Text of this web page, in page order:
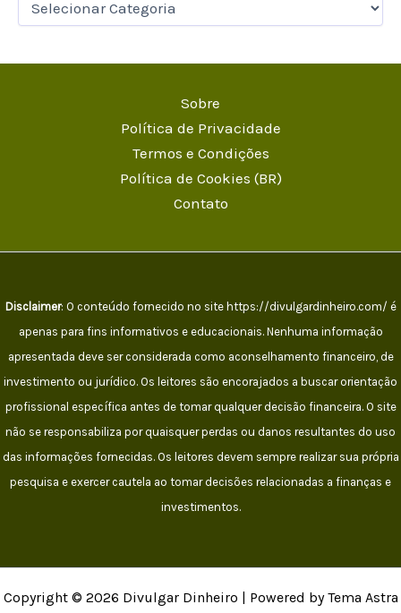
Sobre
Política de Privacidade
Termos e Condições
Política de Cookies (BR)
Contato
Disclaimer: O conteúdo fornecido no site https://divulgardinheiro.com/ é
apenas para fins informativos e educacionais. Nenhuma informação
apresentada deve ser considerada como aconselhamento financeiro, de
investimento ou jurídico. Os leitores são encorajados a buscar orientação
profissional específica antes de tomar qualquer decisão financeira. O site
não se responsabiliza por quaisquer perdas ou danos resultantes do uso
das informações fornecidas. Os leitores devem sempre realizar sua própria
pesquisa e exercer cautela ao tomar decisões relacionadas a finanças e
investimentos.
Copyright © 2026 Divulgar Dinheiro | Powered by Tema Astra